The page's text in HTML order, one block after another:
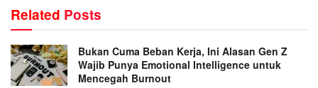
Related Posts
Bukan Cuma Beban Kerja, Ini Alasan Gen Z
Wajib Punya Emotional Intelligence untuk
Mencegah Burnout